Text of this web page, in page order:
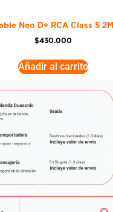
Neo D+ RCA Class S 2M
$430.000
Añadir al carrito